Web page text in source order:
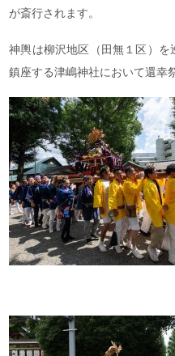
が斎行されます。
神輿は柳沢地区（田無１区）
鎮座する津嶋神社において還幸